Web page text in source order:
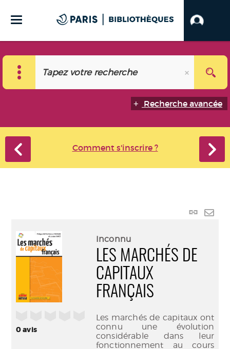
Recherche avancée
Comment s'inscrire ?
Lien
0avis
Inconnu
LES MARCHÉS DE
CAPITAUX
FRANÇAIS
Les marchés de capitaux ont
connu une évolution
considérable dans leur
fonctionnement au cours